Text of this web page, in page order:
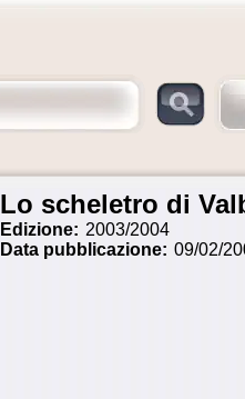
Lo scheletro di
Edizione: 2003/2004
Data pubblicazione: 09/02/